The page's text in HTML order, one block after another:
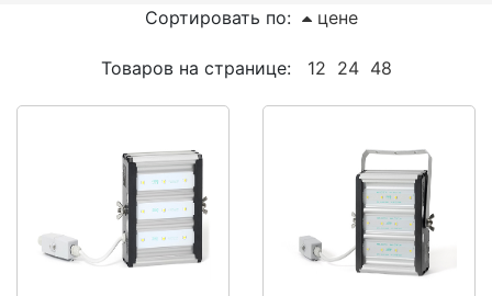
Сортировать по: цене
Товаров на странице: 12 24 48